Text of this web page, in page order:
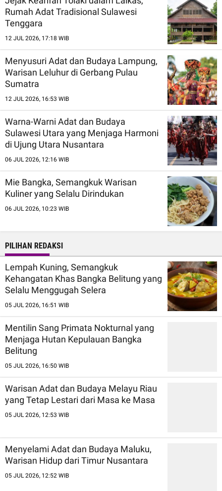
Rumah Adat Tradisional Sulawesi
Tenggara
12 JUL 2026, 17:18 WIB
Menyusuri Adat dan Budaya Lampung,
Warisan Leluhur di Gerbang Pulau
Sumatra
12 JUL 2026, 16:53 WIB
Warna-Warni Adat dan Budaya
Sulawesi Utara yang Menjaga Harmoni
di Ujung Utara Nusantara
06 JUL 2026, 12:16 WIB
Mie Bangka, Semangkuk Warisan
Kuliner yang Selalu Dirindukan
06 JUL 2026, 10:23 WIB
PILIHAN REDAKSI
Lempah Kuning, Semangkuk
Kehangatan Khas Bangka Belitung yang
Selalu Menggugah Selera
05 JUL 2026, 16:51 WIB
Mentilin Sang Primata Nokturnal yang
Menjaga Hutan Kepulauan Bangka
Belitung
05 JUL 2026, 16:50 WIB
Warisan Adat dan Budaya Melayu Riau
yang Tetap Lestari dari Masa ke Masa
05 JUL 2026, 12:53 WIB
Menyelami Adat dan Budaya Maluku,
Warisan Hidup dari Timur Nusantara
05 JUL 2026, 12:52 WIB